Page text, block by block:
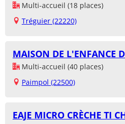
Multi-accueil (18 places)
Tréguier (22220)
MAISON DE L'ENFANCE
Multi-accueil (40 places)
Paimpol (22500)
EAJE MICRO CRÈCHE TI